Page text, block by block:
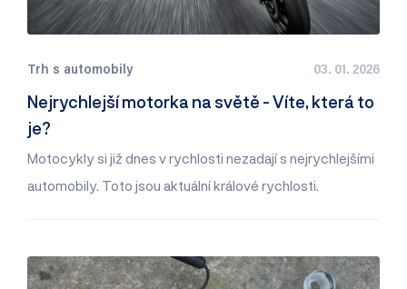
Trh s automobily 03. 01. 2026
Nejrychlejší motorka na světě - Víte, která to
je?
Motocykly si již dnes v rychlosti nezadají s nejrychlejšími
automobily. Toto jsou aktuální králové rychlosti.